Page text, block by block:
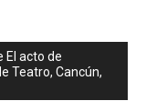
El acto de
Teatro, Cancún,